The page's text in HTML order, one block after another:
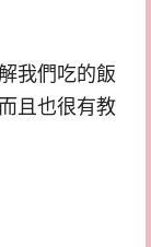
我們吃的飯
且也很有教